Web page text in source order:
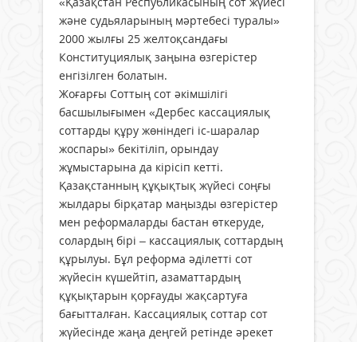
және судьяларының мәртебесі туралы»
2000 жылғы 25 желтоқсандағы
Конституциялық заңына өзгерістер
енгізілген болатын.
Жоғарғы Соттың сот әкімшілігі
басшылығымен «Дербес кассациялық
соттарды құру жөніндегі іс-шаралар
жоспары» бекітіліп, орындау
жұмыстарына да кірісіп кетті.
Қазақстанның құқықтық жүйесі соңғы
жылдары бірқатар маңызды өзгерістер
мен реформаларды бастан өткеруде,
солардың бірі – кассациялық соттардың
құрылуы. Бұл реформа әділетті сот
жүйесін күшейтіп, азаматтардың
құқықтарын қорғауды жақсартуға
бағытталған. Кассациялық соттар сот
жүйесінде жаңа деңгей ретінде әрекет